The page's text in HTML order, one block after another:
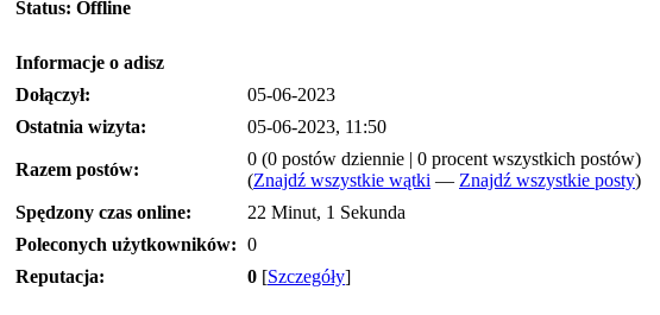
Status: Offline
Informacje o adisz
Dołączył:
05-06-2023
Ostatnia wizyta:
05-06-2023, 11:50
Razem postów:
0 (0 postów dziennie | 0 procent wszystkich postów)
(Znajdź wszystkie wątki — Znajdź wszystkie posty)
Spędzony czas online:
22 Minut, 1 Sekunda
Poleconych użytkowników: 0
Reputacja:
0 [Szczegóły]